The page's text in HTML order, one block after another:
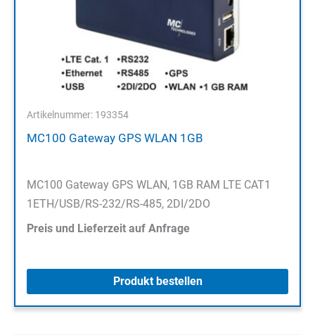
Artikelnummer: 193354
MC100 Gateway GPS WLAN 1GB
MC100 Gateway GPS WLAN, 1GB RAM LTE CAT1
1ETH/USB/RS-232/RS-485, 2DI/2DO
Preis und Lieferzeit auf Anfrage
Produkt bestellen